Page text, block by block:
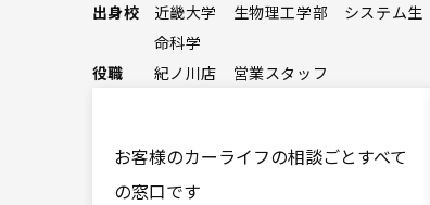
出身校
近畿大学 生物理工学部 システム生
命科学
役職
紀ノ川店 営業スタッフ
お客様のカーライフの相談ごとすべて
の窓口です